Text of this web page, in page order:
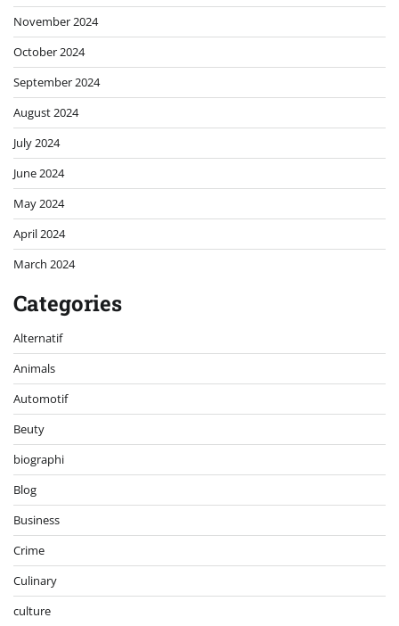
November 2024
October 2024
September 2024
August 2024
July 2024
June 2024
May 2024
April 2024
March 2024
Categories
Alternatif
Animals
Automotif
Beuty
biographi
Blog
Business
Crime
Culinary
culture